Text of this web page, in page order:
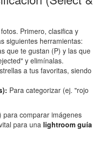
Primero, clasifica y
siguientes herramientas:
que te gustan (P) y las que
y elimínalas.
a tus favoritas, siendo
Para categorizar (ej. "rojo
para comparar imágenes
para una lightroom guía